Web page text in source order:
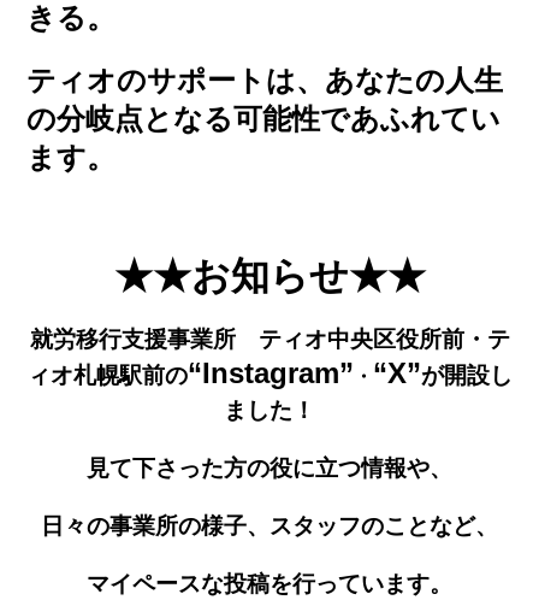
きる。
ティオのサポートは、あなたの人生
の分岐点となる可能性であふれてい
ます。
★★お知らせ★★
就労移行支援事業所 ティオ中央区役所前・テ
ィオ札幌駅前の“Instagram” ・ “X”が開設し
ました！
見て下さった方の役に立つ情報や、
日々の事業所の様子、 スタッフのことなど、
マイペースな投稿を行っています。